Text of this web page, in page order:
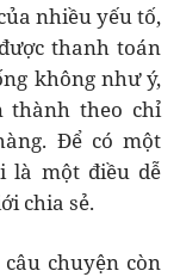
nhiều yếu tố,
thanh toán
không như ý,
thành theo chỉ
Để có một
là một điều dễ
chia sẻ.
chuyện còn